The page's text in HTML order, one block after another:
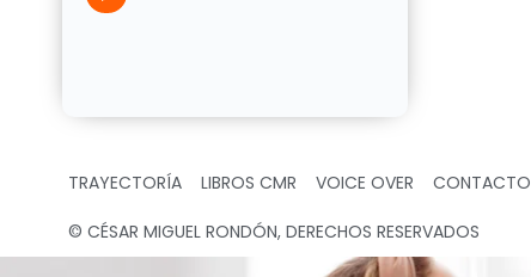
TRAYECTORÍA LIBROS CMR VOICE OVER CONTACTO
© CÉSAR MIGUEL RONDÓN, DERECHOS RESERVADOS